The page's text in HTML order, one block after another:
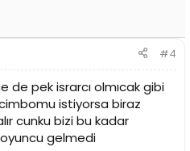
#4
de pek israrcı olmıcak gibi
istiyorsa biraz
cunku bizi bu kadar
gelmedi